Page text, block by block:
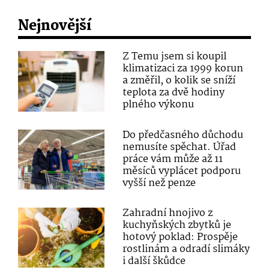
Nejnovější
Z Temu jsem si koupil
klimatizaci za 1999 korun
a změřil, o kolik se sníží
teplota za dvě hodiny
plného výkonu
Do předčasného důchodu
nemusíte spěchat. Úřad
práce vám může až 11
měsíců vyplácet podporu
vyšší než penze
Zahradní hnojivo z
kuchyňských zbytků je
hotový poklad: Prospěje
rostlinám a odradí slimáky
i další škůdce